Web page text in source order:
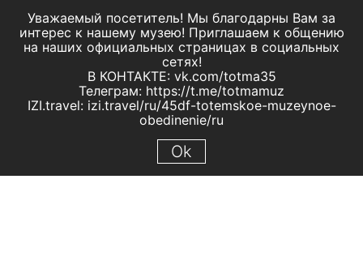
Уважаемый посетитель! Мы благодарны Вам за
интерес к нашему музею! Приглашаем к общению
на наших официальных страницах в социальных
сетях!
В КОНТАКТЕ: vk.com/totma35
Телеграм: https://t.me/totmamuz
IZI.travel: izi.travel/ru/45df-totemskoe-muzeynoe-
obedinenie/ru
Ok